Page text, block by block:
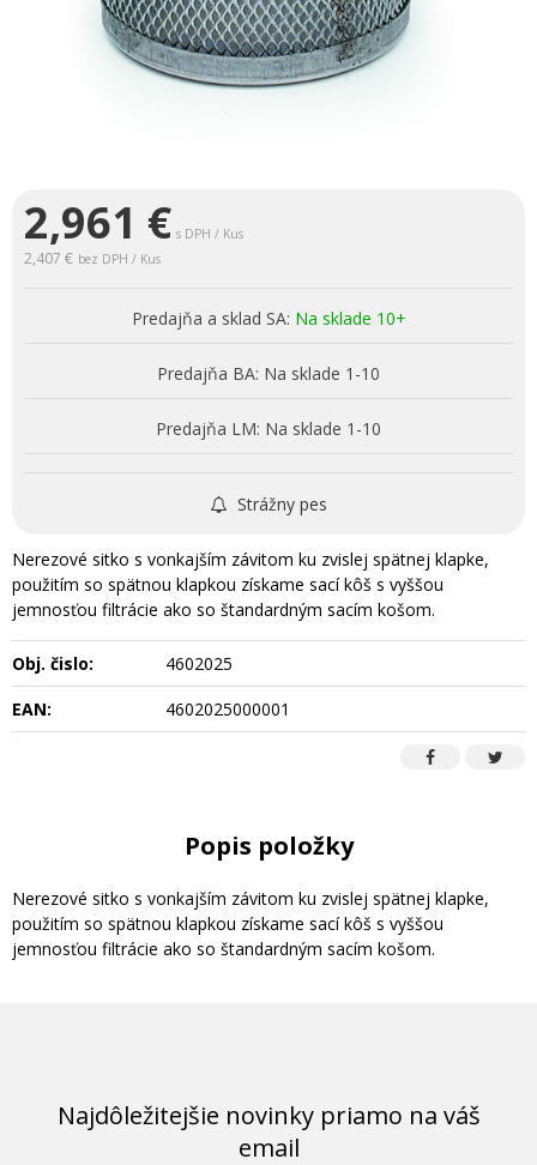
2,961 € s DPH / Kus
2,407 € bez DPH / Kus
Predajňa a sklad SA: Na sklade 10+
Predajňa BA: Na sklade 1-10
Predajňa LM: Na sklade 1-10
Strážny pes
Nerezové sitko s vonkajším závitom ku zvislej spätnej klapke,
použitím so spätnou klapkou získame sací kôš s vyššou
jemnosťou filtrácie ako so štandardným sacím košom.
Obj. čislo:
4602025
EAN:
4602025000001
Popis položky
Nerezové sitko s vonkajším závitom ku zvislej spätnej klapke,
použitím so spätnou klapkou získame sací kôš s vyššou
jemnosťou filtrácie ako so štandardným sacím košom.
Najdôležitejšie novinky priamo na váš
email